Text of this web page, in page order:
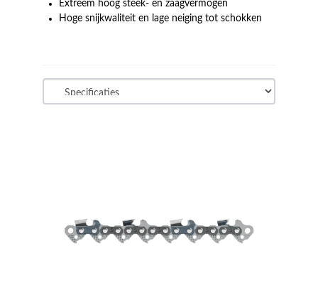
Extreem hoog steek- en zaagvermogen
Hoge snijkwaliteit en lage neiging tot schokken